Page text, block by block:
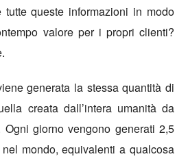
tutte queste informazioni in modo
valore per i propri clienti?
generata la stessa quantità di
creata dall’intera umanità da
Ogni giorno vengono generati 2,5
mondo, equivalenti a qualcosa